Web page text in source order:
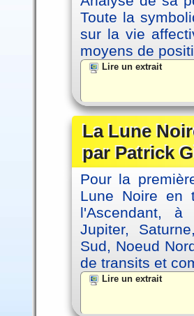
Toute la
sur la vie
moyens de
Lire un extrait
La Lune
par Patrick
Pour la
Lune Noire en
l'Ascendant,
Jupiter,
Sud, Noeud
de transits et
Lire un extrait